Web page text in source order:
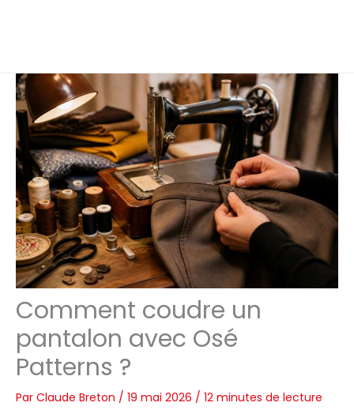
Comment coudre un
pantalon avec Osé
Patterns ?
Par Claude Breton / 19 mai 2026 / 12 minutes de lecture